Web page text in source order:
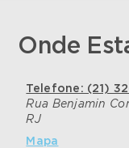
Onde
Telefone: (21)
Rua Benjamin
RJ
Mapa